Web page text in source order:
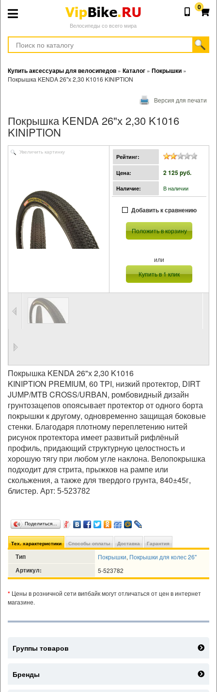
Велосипеды со всего мира
0
Купить аксессуары для велосипедов » Каталог » Покрышки »
Покрышка KENDA 26"х 2,30 K1016 KINIPTION
Версия для печати
Покрышка KENDA 26"х 2,30 K1016
KINIPTION
Увеличить картинку
Рейтинг:
Цена: 2 125 pуб.
Наличие: В наличии
Добавить к сравнению
Положить в корзину
или
Купить в 1 клик
Покрышка KENDA 26"х 2,30 K1016
KINIPTION PREMIUM, 60 TPI, низкий протектор, DIRT
JUMP/MTB CROSS/URBAN, ромбовидный дизайн
грунтозацепов опоясывает протектор от одного борта
покрышки к другому, одновременно защищая боковые
стенки. Благодаря плотному переплетению нитей
рисунок протектора имеет развитый рифлёный
профиль, придающий структурную целостность и
хорошую тягу при любом угле наклона. Велопокрышка
подходит для стрита, прыжков на рампе или
скольжения, а также для твердого грунта, 840±45г,
блистер. Арт: 5-523782
Поделиться…
Тех. характеристики Способы оплаты Доставка Гарантия
Тип Покрышки, Покрышки для колес 26"
Артикул: 5-523782
* Цены в розничной сети випбайк могут отличаться от цен в интернет
магазине.
Группы товаров
Бренды